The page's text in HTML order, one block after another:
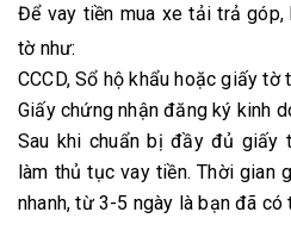
Đểvay tiền mua xe tải trả góp,
tờ như:
CCCD, Sổ hộ khẩu hoặc giấy tờ
Giấy chứng nhận đăng ký kinh
Sau khi chuẩn bị đầy đủ giấy
làm thủ tục vay tiền. Thời gian
nhanh, từ 3-5 ngày là bạn đã có